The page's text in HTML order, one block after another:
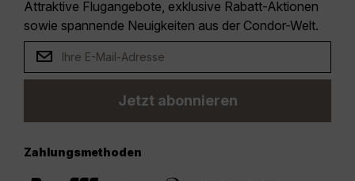
Attraktive Flugangebote, exklusive Rabatt-Aktionen
sowie spannende Neuigkeiten aus der Condor-Welt.
Jetzt abonnieren
Zahlungsmethoden